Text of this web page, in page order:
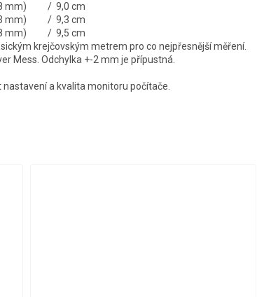
mm) / 9,0 cm
mm) / 9,3 cm
mm) / 9,5 cm
krejčovským metrem pro co nejpřesnější měření.
Mess. Odchylka +-2 mm je přípustná.
a kvalita monitoru počítače.